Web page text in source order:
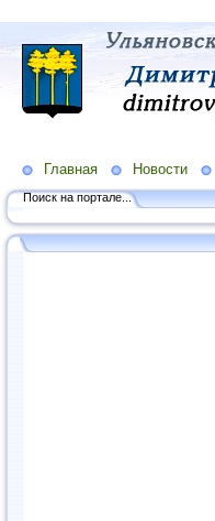
Главная Новости
Поиск на портале...